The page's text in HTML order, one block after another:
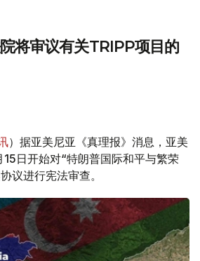
将审议有关TRIPP项目的
）据亚美尼亚《真理报》消息，亚美
日开始对“特朗普国际和平与繁荣
议进行宪法审查。